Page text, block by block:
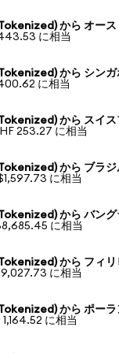
から オース
に相当
から シンガ
に相当
から スイス
253.27 に相当
から ブラジ
に相当
から バング
に相当
から フィリ
に相当
から ポーラ
に相当